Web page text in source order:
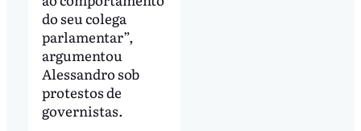
do seu colega
parlamentar”,
argumentou
Alessandro sob
protestos de
governistas.